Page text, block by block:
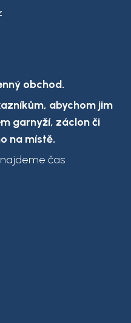
obchod.
abychom jim
garnyží, záclon či
na místě.
čas